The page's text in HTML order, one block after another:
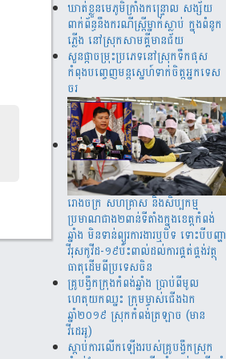
ឃាត់​ខ្លួន​មេភូមិ​ក្រាំង​កន្រ្ទោល សង្ស័យ​
ពាក់ព័ន្ធ​នឹ​ង​​ករណី​ស្រ្តីម្នាក់​ស្លាប់ ​ក្នុង​ពំនូក​
ភ្លើង​ នៅស្រុក​សាម​គ្គីមាន​ជ័យ
សួន​​ផ្កា​ច​ម្រុះ​​ប្រភេទ​​នៅ​​ស្រុក​​​ទឹក​​ផុស​​
កំពុង​​បញ្ចេញ​​​មន្តស្នេហ៍​​​​ទាក់​​​ចិត្ត​​អ្នកទេស​​
ចរ​
រោងចក្រ ​សហគ្រាស​ និងសិប្បកម្ម
ប្រមាណ​​​ជាង​​២ពាន់​​ទីតាំង​​ក្នុង​​ខេត្តកំពង់​
ឆ្នាំង​ មិន​ទាន់ព្យួរការងារ​ឬបិទ ទោះបីបញ្ហា
វីរុសកូវីដ-១៩ប៉ះពាល់ដល់ការ​ផ្គត់​ផ្គង់​វត្ថុ​
ធាតុ​​ដើម​​ពី​​ប្រទេស​ចិន​
គ្រូបង្វឹកក្រុងកំពង់ឆ្នាំង ប្រាប់ពីមូល
ហេតុយកឈ្នះ ក្រុមម្ចាស់ជើងឯក
ឆ្នាំ២០១៩ ស្រុកកំពង់ត្រឡាច (មាន
វីដេអូ)
ស្តាប់ការលើកឡើងរបស់គ្រូបង្វឹកស្រុក